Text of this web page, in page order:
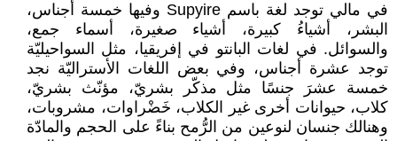
في مالي توجد لغة باسم Supyire وفيها خمسة أجناس،
البشر، أشياءُ كبيرة، أشياء صغيرة، أسماء جمع،
والسوائل. في لغات البانتو في إفريقيا، مثل السواحيليّة
توجد عشرة أجناس، وفي بعض اللغات الأستراليّة نجد
خمسة عشرَ جنسًا مثل مذكّر بشريّ، مؤنّث بشريّ،
كلاب، حيوانات أخرى غير الكلاب، خَضْراوات، مشروبات،
وهنالك جنسان لنوعين من الرُّمح بناءً على الحجم والمادّة